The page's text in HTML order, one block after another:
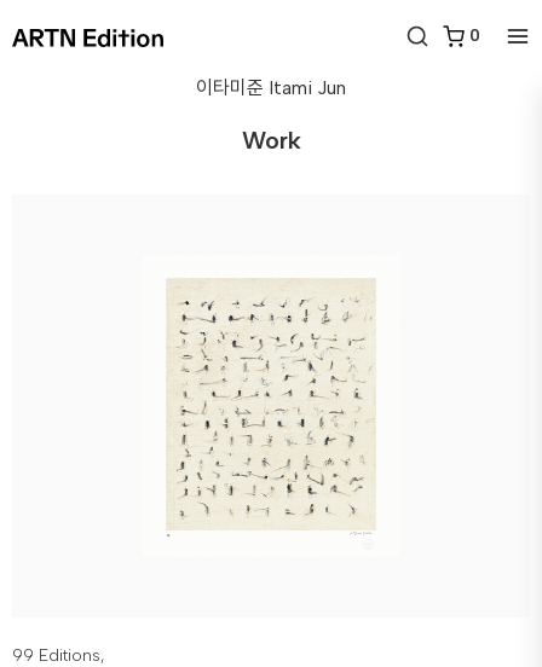
0
이타미준 Itami Jun
Work
99 Editions,